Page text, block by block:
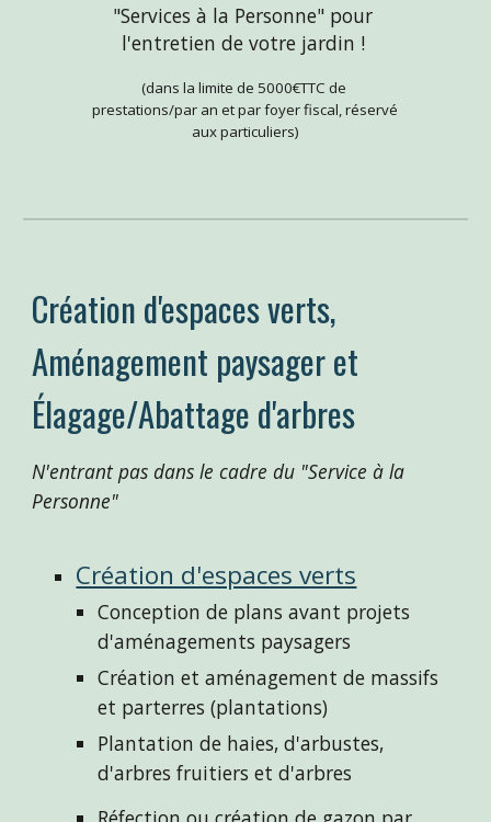
"Services à la Personne" pour
l'entretien de votre jardin !
(dans la limite de 5000€TTC de
prestations/par an et par foyer fiscal, réservé
aux particuliers)
Création d'espaces verts
Aménagement paysager
Élagage/Abattage d'arbres
N'entrant pas dans le cadre du "Service à la
Personne"
Création d'espaces verts
Conception de plans avant projets
d'aménagements paysagers
Création et aménagement de massifs
et parterres (plantations)
Plantation de haies, d'arbustes
d'arbres fruitiers et d'arbres